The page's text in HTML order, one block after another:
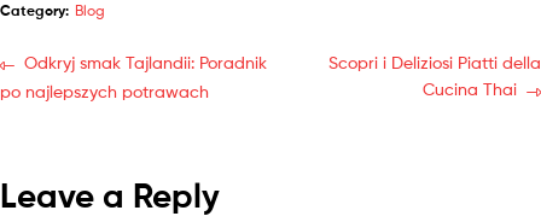
Category: Blog
Odkryj smak Tajlandii: Poradnik
po najlepszych potrawach
Scopri i Deliziosi Piatti della
Cucina Thai
Leave a Reply